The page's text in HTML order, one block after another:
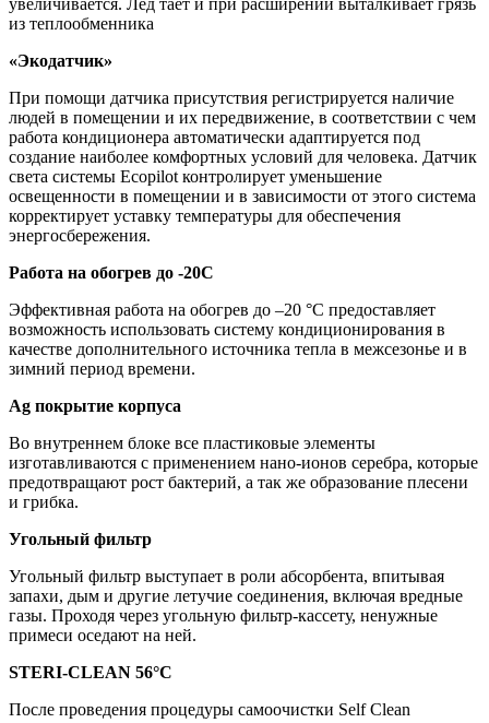
увеличивается. Лёд тает и при расширении выталкивает грязь
из теплообменника
«Экодатчик»
При помощи датчика присутствия регистрируется наличие
людей в помещении и их передвижение, в соответствии с чем
работа кондиционера автоматически адаптируется под
создание наиболее комфортных условий для человека. Датчик
света системы Ecopilot контролирует уменьшение
освещенности в помещении и в зависимости от этого система
корректирует уставку температуры для обеспечения
энергосбережения.
Работа на обогрев до -20С
Эффективная работа на обогрев до –20 °С предоставляет
возможность использовать систему кондиционирования в
качестве дополнительного источника тепла в межсезонье и в
зимний период времени.
Ag покрытие корпуса
Во внутреннем блоке все пластиковые элементы
изготавливаются с применением нано-ионов серебра, которые
предотвращают рост бактерий, а так же образование плесени
и грибка.
Угольный фильтр
Угольный фильтр выступает в роли абсорбента, впитывая
запахи, дым и другие летучие соединения, включая вредные
газы. Проходя через угольную фильтр-кассету, ненужные
примеси оседают на ней.
STERI-CLEAN 56°C
После проведения процедуры самоочистки Self Clean